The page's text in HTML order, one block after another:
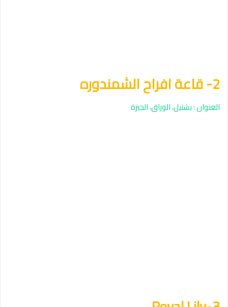
2- قاعة افراح الشمندوره
العنوان : بشتيل، الوراق، الجيزة